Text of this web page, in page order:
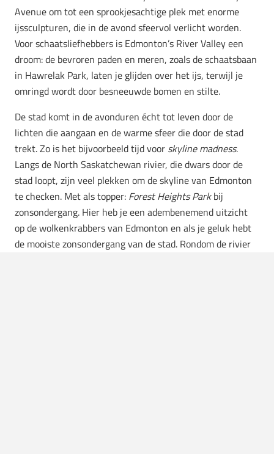
Avenue om tot een sprookjesachtige plek met enorme
ijssculpturen, die in de avond sfeervol verlicht worden.
Voor schaatsliefhebbers is Edmonton’s River Valley een
droom: de bevroren paden en meren, zoals de schaatsbaan
in Hawrelak Park, laten je glijden over het ijs, terwijl je
omringd wordt door besneeuwde bomen en stilte.
De stad komt in de avonduren écht tot leven door de
lichten die aangaan en de warme sfeer die door de stad
trekt. Zo is het bijvoorbeeld tijd voor skyline madness.
Langs de North Saskatchewan rivier, die dwars door de
stad loopt, zijn veel plekken om de skyline van Edmonton
te checken. Met als topper: Forest Heights Parkbij
zonsondergang. Hier heb je een adembenemend uitzicht
op de wolkenkrabbers van Edmonton en als je geluk hebt
de mooiste zonsondergang van de stad. Rondom de rivier